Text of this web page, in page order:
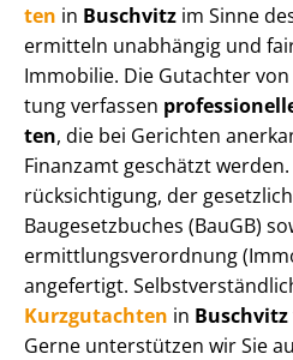
ten in Buschvitz im Sinne
ermitteln unabhängig und
Immobilie. Die Gutachter
tung verfassen
ten, die bei Gerichten
Finanzamt geschätzt
rück­sich­ti­gung, der
Baugesetzbuches (BauGB)
ermitt­lungs­ver­ord­nung
angefertigt.
Kurzgutachten in Buschvitz
Gerne unterstützen wir Sie